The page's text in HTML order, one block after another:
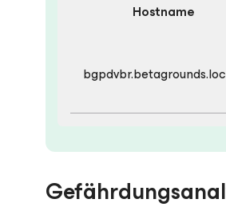
Hostname